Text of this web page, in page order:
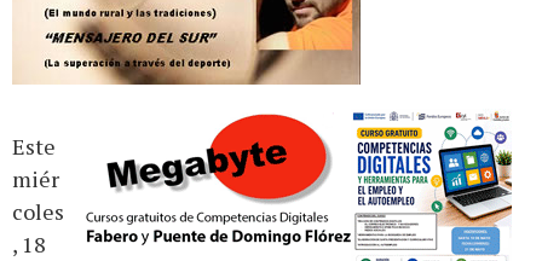
Este
miér
coles
, 18